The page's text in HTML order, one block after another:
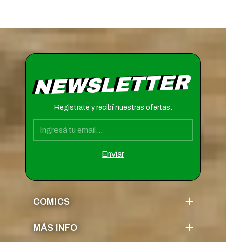
NEWSLETTER
Registrate y recibí nuestras ofertas.
COMICS
MÁS INFO